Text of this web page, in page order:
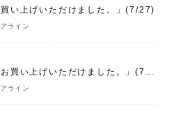
い上げいただけました。」(7/27)
ライン
「合わせてお買い上げいただけました。」(7/7)
ライン